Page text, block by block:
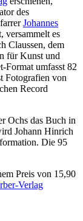
des
Johannes
versammelt es
Claussen, dem
für Kunst und
Format umfasst 82
Fotografien von
Record
Ochs das Buch in
Johann Hinrich
Die 95
Preis von 15,90
Verlag